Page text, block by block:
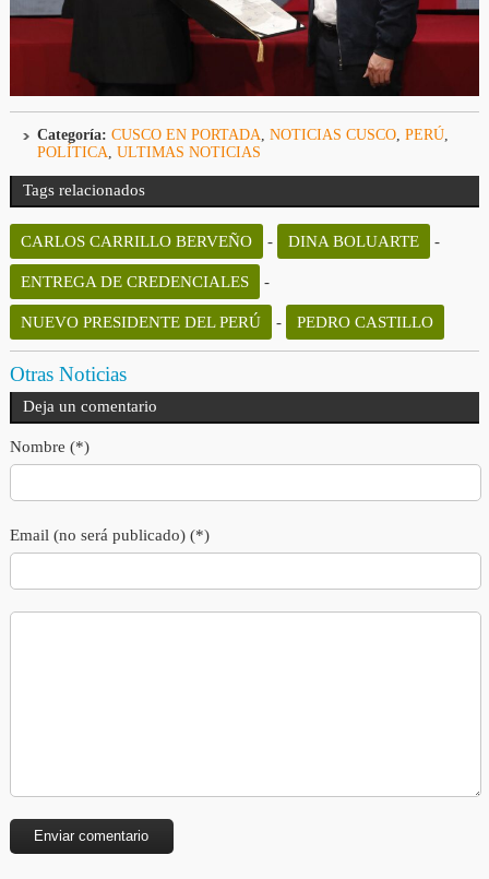
Categoría: CUSCO EN PORTADA, NOTICIAS CUSCO, PERÚ,
POLÍTICA, ULTIMAS NOTICIAS
Tags relacionados
CARLOS CARRILLO BERVEÑO - DINA BOLUARTE -
ENTREGA DE CREDENCIALES -
NUEVO PRESIDENTE DEL PERÚ - PEDRO CASTILLO
Otras Noticias
Deja un comentario
Nombre (*)
Email (no será publicado) (*)